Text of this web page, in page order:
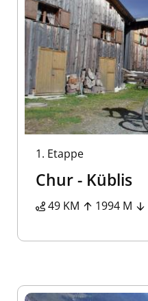
1. Etappe
Chur - Küblis
49 KM 1994 M